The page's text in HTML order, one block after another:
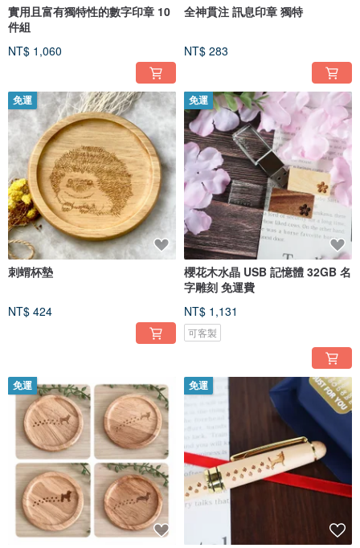
實用且富有獨特性的數字印章 10
件組
NT$ 1,060
全神貫注 訊息印章 獨特
NT$ 283
免運
刺蝟杯墊
NT$ 424
免運
櫻花木水晶 USB 記憶體 32GB 名
字雕刻 免運費
NT$ 1,131
可客製
免運 免運